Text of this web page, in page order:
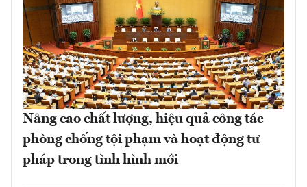
Nâng cao chất lượng, hiệu quả công tác
phòng chống tội phạm và hoạt động tư
pháp trong tình hình mới